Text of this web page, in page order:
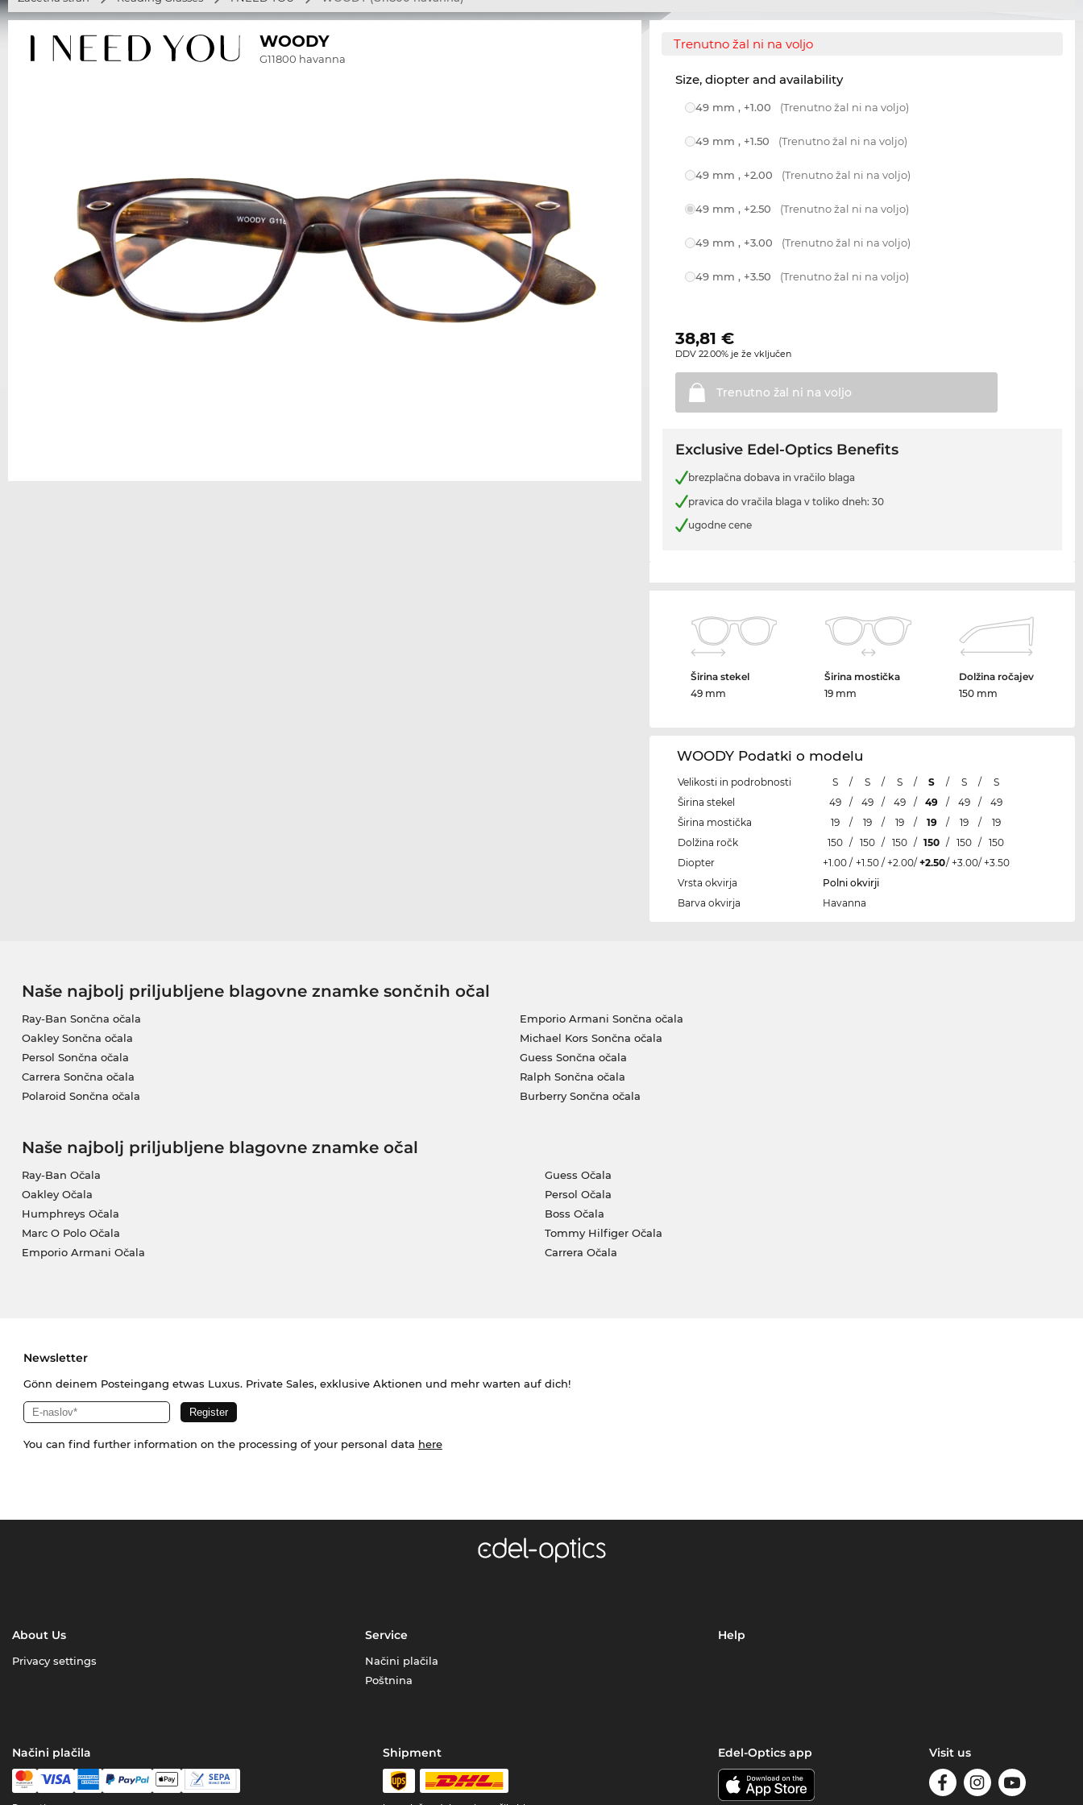
WOODY
G11800 havanna
Trenutno žal ni na voljo
Size, diopter and availability
49 mm , +1.00 (Trenutno žal ni na voljo)
49 mm , +1.50 (Trenutno žal ni na voljo)
49 mm , +2.00 (Trenutno žal ni na voljo)
49 mm , +2.50 (Trenutno žal ni na voljo)
49 mm , +3.00 (Trenutno žal ni na voljo)
49 mm , +3.50 (Trenutno žal ni na voljo)
38,81 €
DDV 22.00% je že vključen
Trenutno žal ni na voljo
Exclusive Edel-Optics Benefits
brezplačna dobava in vračilo blaga
pravica do vračila blaga v toliko dneh: 30
ugodne cene
Širina stekel
49 mm
Širina mostička
19 mm
Dolžina ročajev
150 mm
WOODY Podatki o modelu
Velikosti in podrobnosti S / S / S / S / S /
S
Širina stekel
49 / 49 / 49 / 49 / 49 /
49
Širina mostička
19 / 19 / 19 / 19 / 19 /
19
Dolžina ročk
150 / 150 / 150 / 150 / 150 / 150
Diopter
+1.00 / +1.50 / +2.00/ +2.50/ +3.00/ +3.50
Vrsta okvirja
Polni okvirji
Barva okvirja
Havanna
Naše najbolj priljubljene blagovne znamke sončnih očal
Ray-Ban Sončna očala
Oakley Sončna očala
Persol Sončna očala
Carrera Sončna očala
Polaroid Sončna očala
Emporio Armani Sončna očala
Michael Kors Sončna očala
Guess Sončna očala
Ralph Sončna očala
Burberry Sončna očala
Naše najbolj priljubljene blagovne znamke očal
Ray-Ban Očala
Oakley Očala
Humphreys Očala
Marc O Polo Očala
Emporio Armani Očala
Guess Očala
Persol Očala
Boss Očala
Tommy Hilfiger Očala
Carrera Očala
Newsletter
Gönn deinem Posteingang etwas Luxus. Private Sales, exklusive Aktionen und mehr warten auf dich!
You can find further information on the processing of your personal data here
About Us
Privacy settings
Service
Načini plačila
Poštnina
Help
Načini plačila Shipment Edel-Optics app Visit us